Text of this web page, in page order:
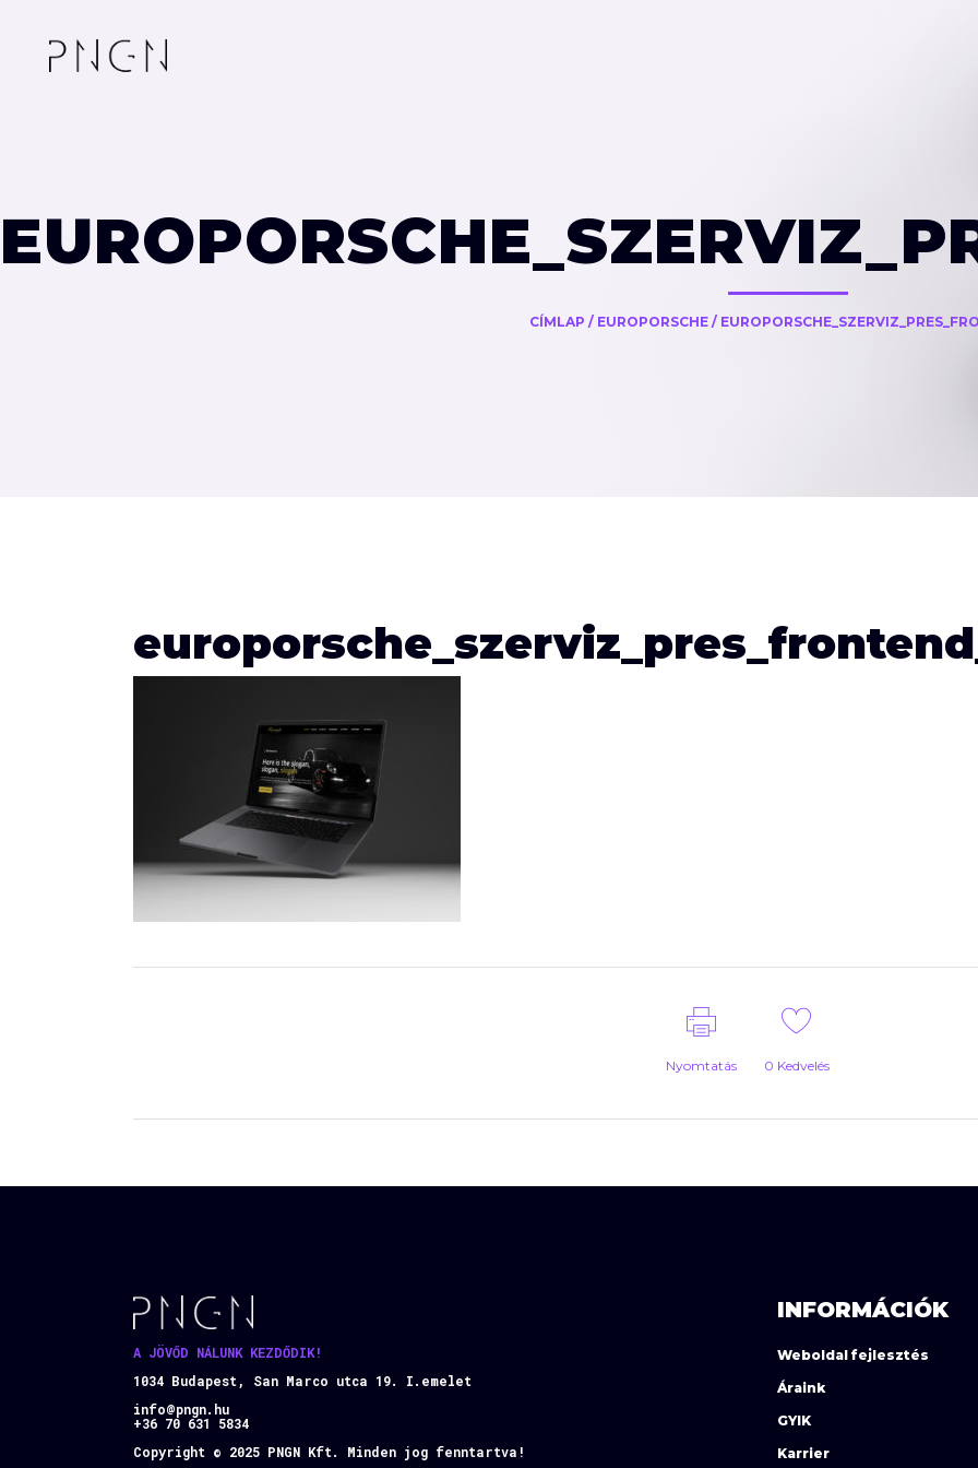
CÍMLAP / EUROPORSCHE/
Nyomtatás 0 Kedvelés
A JÖVŐD NÁLUNK KEZDŐDIK!
1034 Budapest, San Marco utca 19. I.emelet
info@pngn.hu
+36 70 631 5834
Copyright © 2025 PNGN Kft. Minden jog fenntartva!
INFORMÁCIÓK
Weboldal fejlesztés
Áraink
GYIK
Karrier